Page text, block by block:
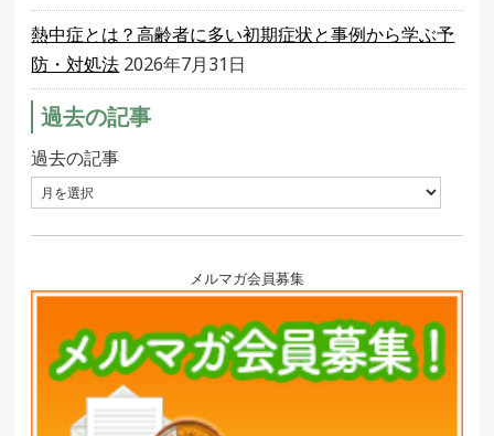
熱中症とは？高齢者に多い初期症状と事例から学ぶ予
防・対処法 2026年7月31日
過去の記事
過去の記事
メルマガ会員募集